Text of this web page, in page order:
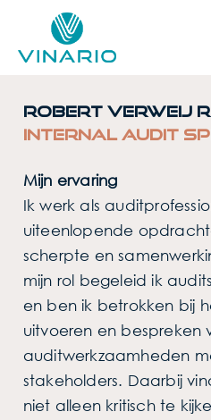
main
Robert Verweij
Internal audit
Mijn ervaring
Ik werk als
uiteenlopende
scherpte en
mijn rol begeleid ik
en ben ik betrokken bij
uitvoeren en bespreken
auditwerkzaamheden
stakeholders. Daarbij
niet alleen kritisch te